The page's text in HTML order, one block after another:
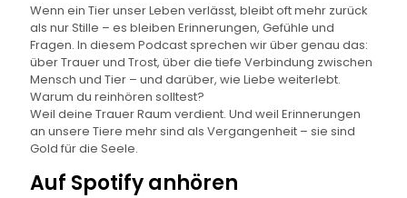
Wenn ein Tier unser Leben verlässt, bleibt oft mehr zurück
als nur Stille – es bleiben Erinnerungen, Gefühle und
Fragen. In diesem Podcast sprechen wir über genau das:
über Trauer und Trost, über die tiefe Verbindung zwischen
Mensch und Tier – und darüber, wie Liebe weiterlebt.
Warum du reinhören solltest?
Weil deine Trauer Raum verdient. Und weil Erinnerungen
an unsere Tiere mehr sind als Vergangenheit – sie sind
Gold für die Seele.
Auf Spotify anhören